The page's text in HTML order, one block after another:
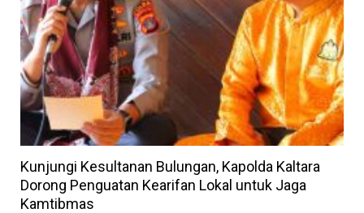
Kunjungi Kesultanan Bulungan, Kapolda Kaltara
Dorong Penguatan Kearifan Lokal untuk Jaga
Kamtibmas